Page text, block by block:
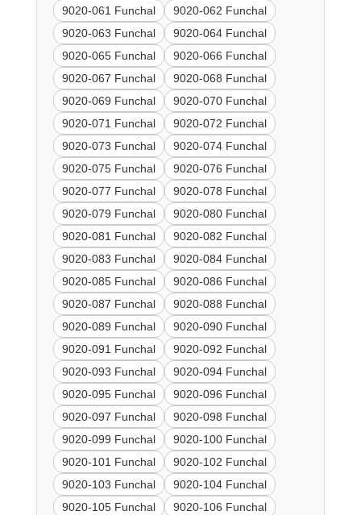
9020-061 Funchal
9020-062 Funchal
9020-063 Funchal
9020-064 Funchal
9020-065 Funchal
9020-066 Funchal
9020-067 Funchal
9020-068 Funchal
9020-069 Funchal
9020-070 Funchal
9020-071 Funchal
9020-072 Funchal
9020-073 Funchal
9020-074 Funchal
9020-075 Funchal
9020-076 Funchal
9020-077 Funchal
9020-078 Funchal
9020-079 Funchal
9020-080 Funchal
9020-081 Funchal
9020-082 Funchal
9020-083 Funchal
9020-084 Funchal
9020-085 Funchal
9020-086 Funchal
9020-087 Funchal
9020-088 Funchal
9020-089 Funchal
9020-090 Funchal
9020-091 Funchal
9020-092 Funchal
9020-093 Funchal
9020-094 Funchal
9020-095 Funchal
9020-096 Funchal
9020-097 Funchal
9020-098 Funchal
9020-099 Funchal
9020-100 Funchal
9020-101 Funchal
9020-102 Funchal
9020-103 Funchal
9020-104 Funchal
9020-105 Funchal
9020-106 Funchal